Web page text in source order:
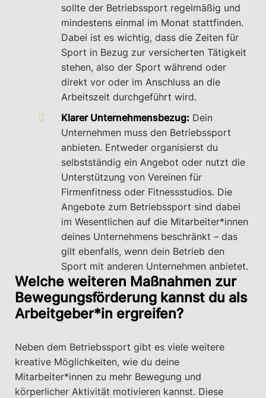
sollte der Betriebssport regelmäßig und
mindestens einmal im Monat stattfinden.
Dabei ist es wichtig, dass die Zeiten für
Sport in Bezug zur versicherten Tätigkeit
stehen, also der Sport während oder
direkt vor oder im Anschluss an die
Arbeitszeit durchgeführt wird.
Klarer Unternehmensbezug: Dein
Unternehmen muss den Betriebssport
anbieten. Entweder organisierst du
selbstständig ein Angebot oder nutzt die
Unterstützung von Vereinen für
Firmenfitness oder Fitnessstudios. Die
Angebote zum Betriebssport sind dabei
im Wesentlichen auf die Mitarbeiter*innen
deines Unternehmens beschränkt – das
gilt ebenfalls, wenn dein Betrieb den
Sport mit anderen Unternehmen anbietet.
Welche weiteren Maßnahmen zur
Bewegungsförderung kannst du als
Arbeitgeber*in ergreifen?
Neben dem Betriebssport gibt es viele weitere
kreative Möglichkeiten, wie du deine
Mitarbeiter*innen zu mehr Bewegung und
körperlicher Aktivität motivieren kannst. Diese